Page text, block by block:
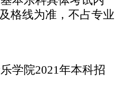
格线为准，不占专业
学院2021年本科招